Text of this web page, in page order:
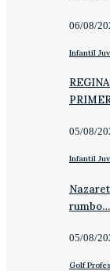
06/08/
Infantil
05/08/
Infantil
rumbo…
05/08/
Golf